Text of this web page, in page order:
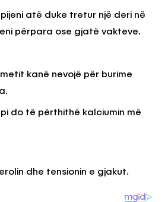
atë duke tretur një deri në
përpara ose gjatë vakteve.
kanë nevojë për burime
do të përthithë kalciumin më
dhe tensionin e gjakut.